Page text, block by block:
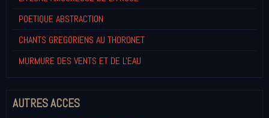
POETIQUE ABSTRACTION
CHANTS GREGORIENS AU THORONET
MURMURE DES VENTS ET DE L'EAU
AUTRES ACCES